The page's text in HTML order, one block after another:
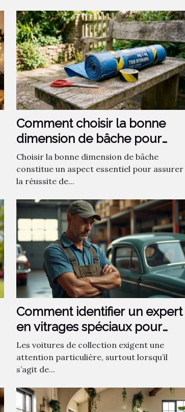
Comment choisir la bonne
dimension de bâche pour
votre projet ?
Choisir la bonne dimension de bâche
constitue un aspect essentiel pour assurer
la réussite de...
Comment identifier un expert
en vitrages spéciaux pour
voitures de collection ?
Les voitures de collection exigent une
attention particulière, surtout lorsqu’il
s’agit de...